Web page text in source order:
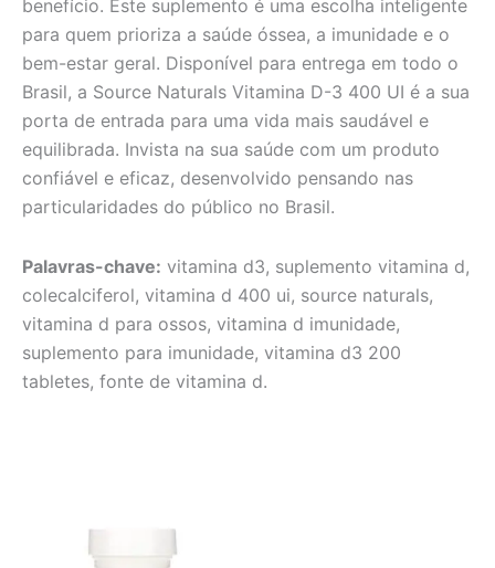
benefício. Este suplemento é uma escolha inteligente
para quem prioriza a saúde óssea, a imunidade e o
bem-estar geral. Disponível para entrega em todo o
Brasil, a Source Naturals Vitamina D-3 400 UI é a sua
porta de entrada para uma vida mais saudável e
equilibrada. Invista na sua saúde com um produto
confiável e eficaz, desenvolvido pensando nas
particularidades do público no Brasil.
Palavras-chave: vitamina d3, suplemento vitamina d,
colecalciferol, vitamina d 400 ui, source naturals,
vitamina d para ossos, vitamina d imunidade,
suplemento para imunidade, vitamina d3 200
tabletes, fonte de vitamina d.